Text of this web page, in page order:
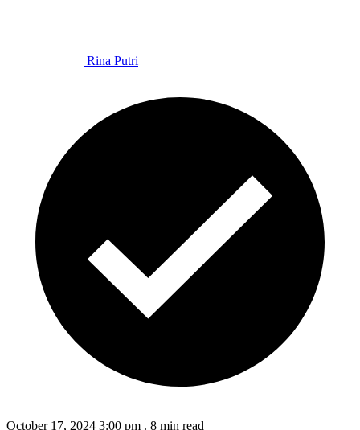
Rina Putri
October 17, 2024 3:00 pm . 8 min read